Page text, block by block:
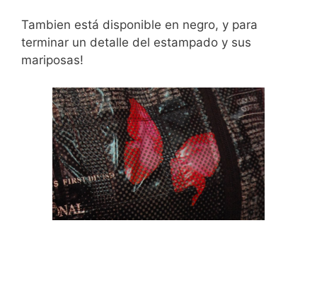
Tambien está disponible en negro, y para
terminar un detalle del estampado y sus
mariposas!